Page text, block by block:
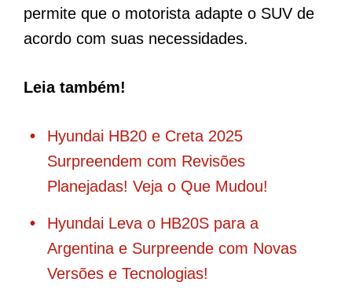
permite que o motorista adapte o SUV de
acordo com suas necessidades.
Leia também!
Hyundai HB20 e Creta 2025
Surpreendem com Revisões
Planejadas! Veja o Que Mudou!
Hyundai Leva o HB20S para a
Argentina e Surpreende com Novas
Versões e Tecnologias!